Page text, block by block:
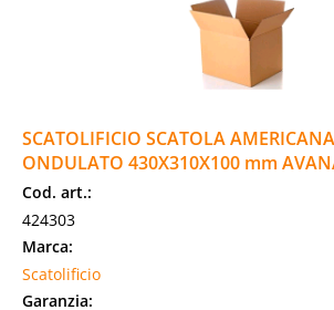
SCATOLIFICIO SCATOLA
ONDULATO 430X310X100 mm
Cod. art.:
424303
Marca:
Scatolificio
Garanzia: